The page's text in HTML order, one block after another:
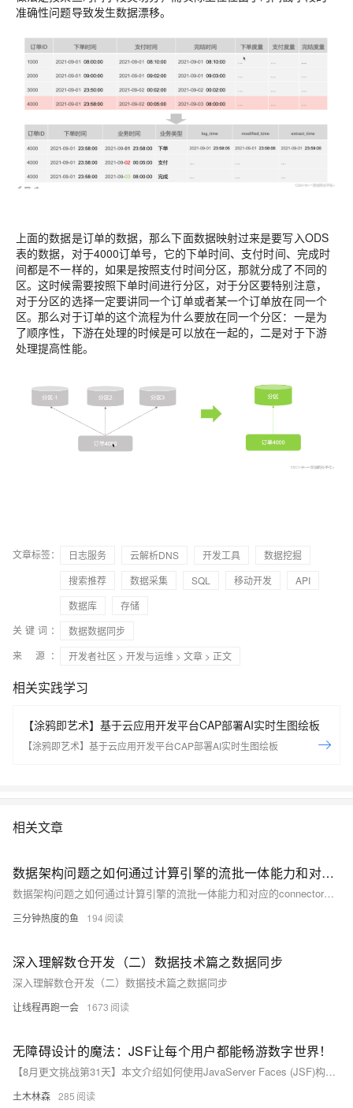
准确性问题导致发生数据漂移。
上面的数据是订单的数据，那么下面数据映射过来是要写入ODS
表的数据，对于4000订单号，它的下单时间、支付时间、完成时
间都是不一样的，如果是按照支付时间分区，那就分成了不同的
区。这时候需要按照下单时间进行分区，对于分区要特别注意，
对于分区的选择一定要讲同一个订单或者某一个订单放在同一个
区。那么对于订单的这个流程为什么要放在同一个分区：一是为
了顺序性，下游在处理的时候是可以放在一起的，二是对于下游
处理提高性能。
文章标签： 日志服务 云解析DNS 开发工具
数据挖掘
搜索推荐
数据采集 SQL 移动开发
API
数据库
存储
关键词：
数据数据同步
来 源：
开发者社区 > 开发与运维 > 文章 > 正文
相关实践学习
【涂鸦即艺术】基于云应用开发平台CAP部署AI实时生图绘板
【涂鸦即艺术】基于云应用开发平台CAP部署AI实时生图绘板
相关文章
数据架构问题之如何通过计算引擎的流批一体能力和对应的connector解决数据同步问题
数据架构问题之如何通过计算引擎的流批一体能力和对应的connector解决数据同步问题
三分钟热度的鱼 194
深入理解数仓开发（二）数据技术篇之数据同步
深入理解数仓开发（二）数据技术篇之数据同步
让线程再跑一会 1673
无障碍设计的魔法：JSF让每个用户都能畅游数字世界！
【8月更文挑战第31天】本文介绍如何使用JavaServer Faces (JSF)构建无障碍Web应用，确保所有用户都能访问和使用。文章通过实际代码示例展示了如何利用ARIA属性增强组件、实现键盘导航、提供文本替代以及使用语义化标签等技术。无障碍设计不仅是道德责任，也是提升用户体验的关键。通过这些方法，JSF可以帮助开发者创建更加公平和包容的应用。
土木林森 285